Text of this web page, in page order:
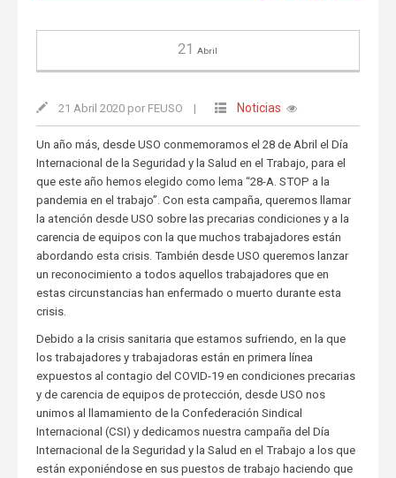
21Abril
21 Abril 2020 por FEUSO | Noticias
Un año más, desde USO conmemoramos el 28 de Abril el Día
Internacional de la Seguridad y la Salud en el Trabajo, para el
que este año hemos elegido como lema “28-A. STOP a la
pandemia en el trabajo”. Con esta campaña, queremos llamar
la atención desde USO sobre las precarias condiciones y a la
carencia de equipos con la que muchos trabajadores están
abordando esta crisis. También desde USO queremos lanzar
un reconocimiento a todos aquellos trabajadores que en
estas circunstancias han enfermado o muerto durante esta
crisis.
Debido a la crisis sanitaria que estamos sufriendo, en la que
los trabajadores y trabajadoras están en primera línea
expuestos al contagio del COVID-19 en condiciones precarias
y de carencia de equipos de protección, desde USO nos
unimos al llamamiento de la Confederación Sindical
Internacional (CSI) y dedicamos nuestra campaña del Día
Internacional de la Seguridad y la Salud en el Trabajo a los que
están exponiéndose en sus puestos de trabajo haciendo que